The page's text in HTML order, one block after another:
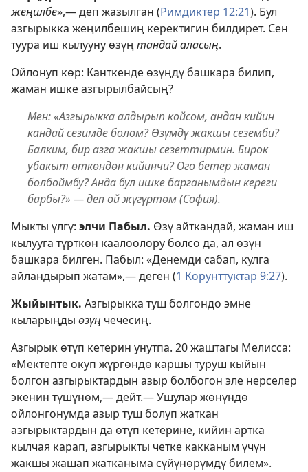
жеңилбе»,— деп жазылган (Римдиктер 12:21). Бул
азгырыкка жеңилбешиң керектигин билдирет. Сен
туура иш кылууну өзүң тандай аласың.
Ойлонуп көр: Канткенде өзүңдү башкара билип,
жаман ишке азгырылбайсың?
Мен: «Азгырыкка алдырып койсом, андан кийин
кандай сезимде болом? Өзүмдү жакшы сеземби?
Балким, бир азга жакшы сезеттирмин. Бирок
убакыт өткөндөн кийинчи? Ого бетер жаман
болбоймбу? Анда бул ишке барганымдын кереги
барбы?» — деп ой жүгүртөм (София).
Мыкты үлгү: элчи Пабыл. Өзү айткандай, жаман иш
кылууга түрткөн каалоолору болсо да, ал өзүн
башкара билген. Пабыл: «Денемди сабап, кулга
айландырып жатам»,— деген (1 Корунттуктар 9:27).
Жыйынтык. Азгырыкка туш болгондо эмне
кыларыңды өзүң чечесиң.
Азгырык өтүп кетерин унутпа. 20 жаштагы Мелисса:
«Мектепте окуп жүргөндө каршы туруш кыйын
болгон азгырыктардын азыр болбогон эле нерселер
экенин түшүнөм,— дейт.— Ушулар жөнүндө
ойлонгонумда азыр туш болуп жаткан
азгырыктардын да өтүп кетерине, кийин артка
кылчая карап, азгырыкты четке какканым үчүн
жакшы жашап жатканыма сүйүнөрүмдү билем».